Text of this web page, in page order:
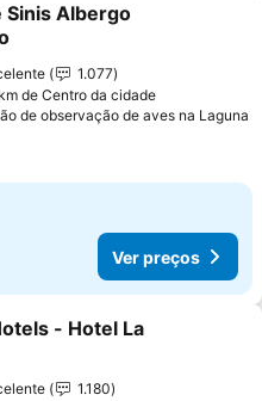
aos favoritos
Sinis Albergo
1.077
de Centro da cidade
de observação de aves na Laguna
Ver preços
aos favoritos
- Hotel La
1.180